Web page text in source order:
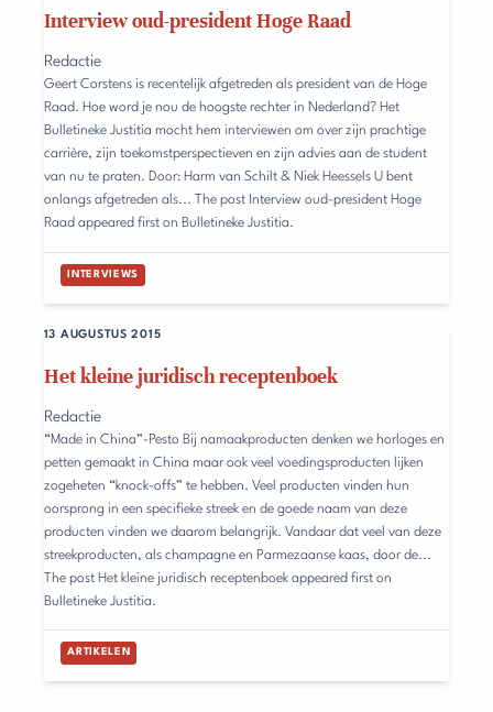
Interview oud-president Hoge Raad
Redactie
Geert Corstens is recentelijk afgetreden als president van de Hoge
Raad. Hoe word je nou de hoogste rechter in Nederland? Het
Bulletineke Justitia mocht hem interviewen om over zijn prachtige
carrière, zijn toekomstperspectieven en zijn advies aan de student
van nu te praten. Door: Harm van Schilt & Niek Heessels U bent
onlangs afgetreden als... The post Interview oud-president Hoge
Raad appeared first on Bulletineke Justitia.
INTERVIEWS
Het kleine juridisch receptenboek
13 AUGUSTUS 2015
Redactie
“Made in China”-Pesto Bij namaakproducten denken we horloges en
petten gemaakt in China maar ook veel voedingsproducten lijken
zogeheten “knock-offs” te hebben. Veel producten vinden hun
oorsprong in een specifieke streek en de goede naam van deze
producten vinden we daarom belangrijk. Vandaar dat veel van deze
streekproducten, als champagne en Parmezaanse kaas, door de...
The post Het kleine juridisch receptenboek appeared first on
Bulletineke Justitia.
ARTIKELEN